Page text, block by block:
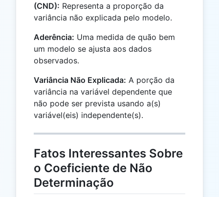
(CND): Representa a proporção da
variância não explicada pelo modelo.
Aderência: Uma medida de quão bem
um modelo se ajusta aos dados
observados.
Variância Não Explicada: A porção da
variância na variável dependente que
não pode ser prevista usando a(s)
variável(eis) independente(s).
Fatos Interessantes Sobre
o Coeficiente de Não
Determinação